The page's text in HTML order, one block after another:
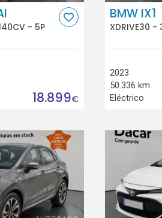
- 5P
18.899€
BMW IX1
XDRIVE30 -
2023
50.336 km
Eléctrico